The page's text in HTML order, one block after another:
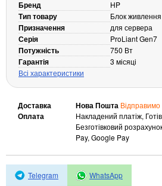
Кабелі та роз'єми
Аксесуари
Хаби і кардридери
Фильтри та стабілізатори
Аксесуари для ноутбуків
Зовнішні блоки живлення
Монітори
Бренд HP
Тип товару Блок живлення
Призначення для сервера
Серія ProLiant Gen7
Потужність 750 Вт
Гарантія
3 місяці
Всі характеристики
Доставка Нова Пошта
Оплата
Накладений платіж,
Безготівковий
Pay, Google Pay
Telegram WhatsApp